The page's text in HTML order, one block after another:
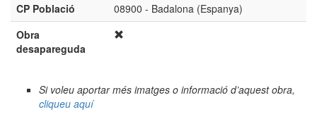
CP Població
08900 - Badalona (Espanya)
Obra
desapareguda
Si voleu aportar més imatges o informació d’aquest obra,
cliqueu aquí